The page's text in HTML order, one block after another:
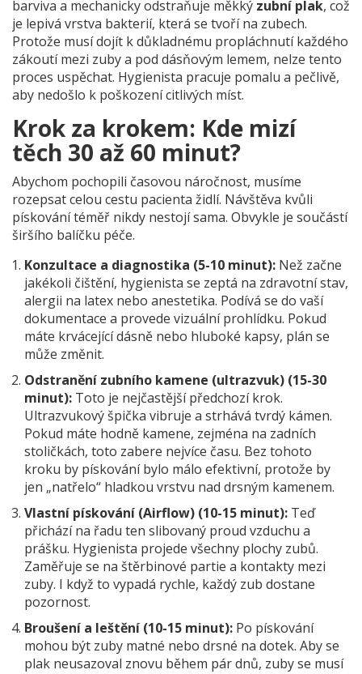
barviva a mechanicky odstraňuje měkký zubní plak, což
je lepivá vrstva bakterií, která se tvoří na zubech.
Protože musí dojít k důkladnému propláchnutí každého
zákoutí mezi zuby a pod dásňovým lemem, nelze tento
proces uspěchat. Hygienista pracuje pomalu a pečlivě,
aby nedošlo k poškození citlivých míst.
Krok za krokem: Kde mizí
těch 30 až 60 minut?
Abychom pochopili časovou náročnost, musíme
rozepsat celou cestu pacienta židlí. Návštěva kvůli
pískování téměř nikdy nestojí sama. Obvykle je součástí
širšího balíčku péče.
Konzultace a diagnostika (5-10 minut): Než začne
jakékoli čištění, hygienista se zeptá na zdravotní stav,
alergii na latex nebo anestetika. Podívá se do vaší
dokumentace a provede vizuální prohlídku. Pokud
máte krvácející dásně nebo hluboké kapsy, plán se
může změnit.
Odstranění zubního kamene (ultrazvuk) (15-30
minut): Toto je nejčastější předchozí krok.
Ultrazvukový špička vibruje a strhává tvrdý kámen.
Pokud máte hodně kamene, zejména na zadních
stoličkách, toto zabere nejvíce času. Bez tohoto
kroku by pískování bylo málo efektivní, protože by
jen „natřelo“ hladkou vrstvu nad drsným kamenem.
Vlastní pískování (Airflow) (10-15 minut): Teď
přichází na řadu ten slibovaný proud vzduchu a
prášku. Hygienista projede všechny plochy zubů.
Zaměřuje se na štěrbinové partie a kontakty mezi
zuby. I když to vypadá rychle, každý zub dostane
pozornost.
Broušení a leštění (10-15 minut): Po pískování
mohou být zuby matné nebo drsné na dotek. Aby se
plak neusazoval znovu během pár dnů, zuby se musí